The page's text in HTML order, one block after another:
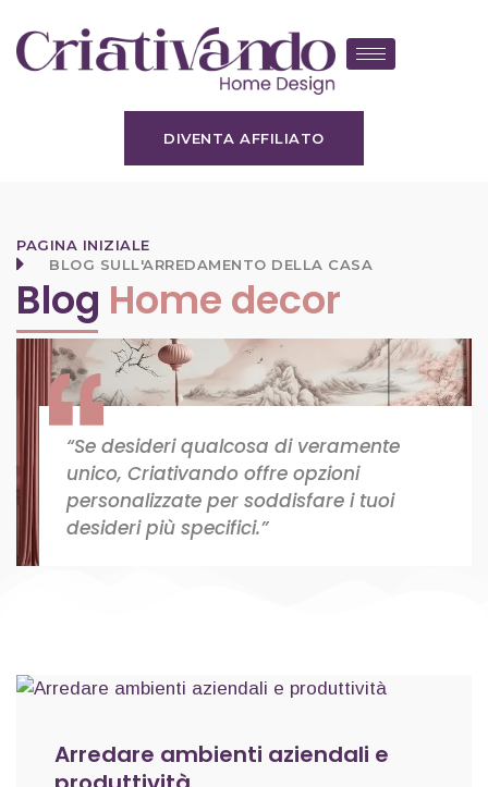
DIVENTA AFFILIATO
PAGINA INIZIALE
BLOG SULL'ARREDAMENTO DELLA CASA
Blog Home decor
“Se desideri qualcosa di veramente
unico, Criativando offre opzioni
personalizzate per soddisfare i tuoi
desideri più specifici.”
Arredare ambienti aziendali e